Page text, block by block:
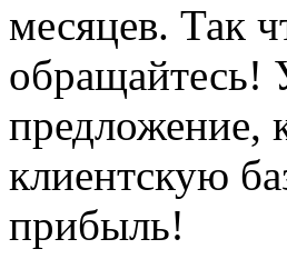
месяцев. Так
обращайтесь!
предложение,
клиентскую
прибыль!